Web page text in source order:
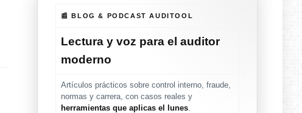
📰 BLOG & PODCAST AUDITOOL
Lectura y voz para el auditor
moderno
Artículos prácticos sobre control interno, fraude,
normas y carrera, con casos reales y
herramientas que aplicas el lunes